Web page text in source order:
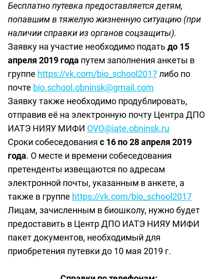
Бесплатно путевка предоставляется детям,
попавшим в тяжелую жизненную ситуацию (при
наличии справки из органов соцзащиты).
Заявку на участие необходимо подать до 15
апреля 2019 года путем заполнения анкеты в
группе https://vk.com/bio_school2017либо по
почте bio.school.obninsk@gmail.com
Заявку также необходимо продублировать,
отправив её на электронную почту Центра ДПО
ИАТЭ НИЯУ МИФИ OVO@iate.obninsk.ru
Сроки собеседования с 16 по 28 апреля 2019
года. О месте и времени собеседования
претенденты извещаются по адресам
электронной почты, указанным в анкете, а
также в группе https://vk.com/bio_school2017
Лицам, зачисленным в биошколу, нужно будет
предоставить в Центр ДПО ИАТЭ НИЯУ МИФИ
пакет документов, необходимый для
приобретения путевки до 10 мая 2019 г.